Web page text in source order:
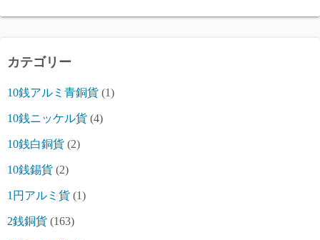
カテゴリー
10銭アルミ青銅貨 (1)
10銭ニッケル貨 (4)
10銭白銅貨 (2)
10銭錫貨 (2)
1円アルミ貨 (1)
2銭銅貨 (163)